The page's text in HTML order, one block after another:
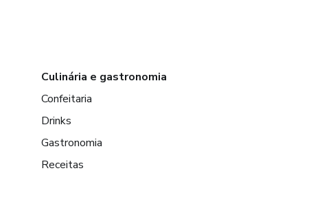
Culinária e gastronomia
Confeitaria
Drinks
Gastronomia
Receitas